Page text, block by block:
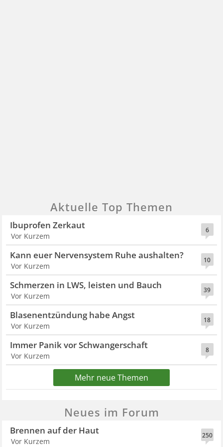
Aktuelle Top Themen
6
Ibuprofen Zerkaut
Vor Kurzem
10
Kann euer Nervensystem Ruhe aushalten?
Vor Kurzem
39
Schmerzen in LWS, leisten und Bauch
Vor Kurzem
18
Blasenentzündung habe Angst
Vor Kurzem
8
Immer Panik vor Schwangerschaft
Vor Kurzem
Mehr neue Themen
Neues im Forum
250
Brennen auf der Haut
Vor Kurzem